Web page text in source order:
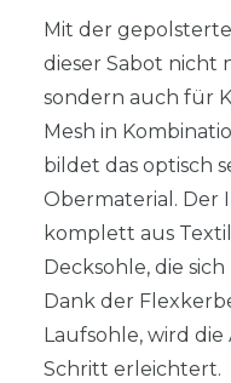
Mit der
dieser Sabot nicht
sondern auch für
Mesh in
bildet das optisch
Obermaterial. Der
komplett aus
Decksohle, die
Dank der
Laufsohle, wird
Schritt erleichtert.